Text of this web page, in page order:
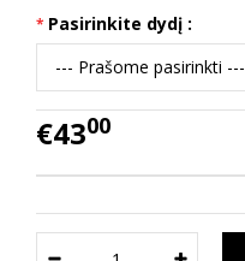
Pasirinkite dydį :
€4300